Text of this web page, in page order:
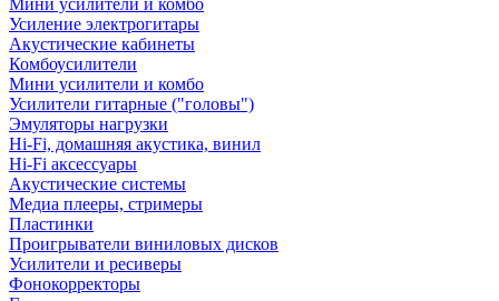
Мини усилители и комбо
Усиление электрогитары
Акустические кабинеты
Комбоусилители
Мини усилители и комбо
Усилители гитарные ("головы")
Эмуляторы нагрузки
Hi-Fi, домашняя акустика, винил
Hi-Fi аксессуары
Акустические системы
Медиа плееры, стримеры
Пластинки
Проигрыватели виниловых дисков
Усилители и ресиверы
Фонокорректоры